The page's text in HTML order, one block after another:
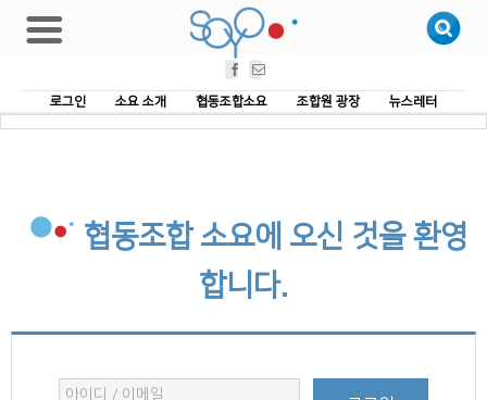
Facebook
로그인
소요 소개 협동조합소요 조합원 광장 뉴스레터
협동조합 소요에 오신 것을 환영
합니다.